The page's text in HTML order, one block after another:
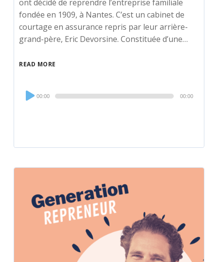
ont décidé de reprendre l’entreprise familiale
fondée en 1909, à Nantes. C’est un cabinet de
courtage en assurance repris par leur arrière-
grand-père, Eric Devorsine. Constituée d’une…
READ MORE
Audio
Player
00:00 00:00